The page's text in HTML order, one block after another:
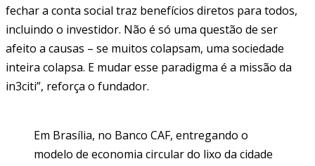
fechar a conta social traz benefícios diretos para todos,
incluindo o investidor. Não é só uma questão de ser
afeito a causas – se muitos colapsam, uma sociedade
inteira colapsa. E mudar esse paradigma é a missão da
in3citi”, reforça o fundador.
Em Brasília, no Banco CAF, entregando o
modelo de economia circular do lixo da cidade